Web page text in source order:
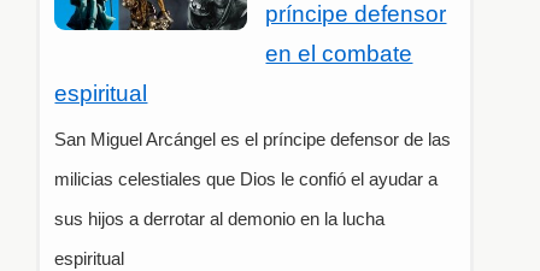
príncipe defensor
en el combate
espiritual
San Miguel Arcángel es el príncipe defensor de las
milicias celestiales que Dios le confió el ayudar a
sus hijos a derrotar al demonio en la lucha
espiritual